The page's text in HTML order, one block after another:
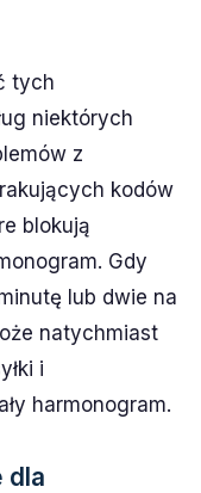
tych
niektórych
z
kodów
blokują
Gdy
lub dwie na
natychmiast
i
harmonogram.
dla